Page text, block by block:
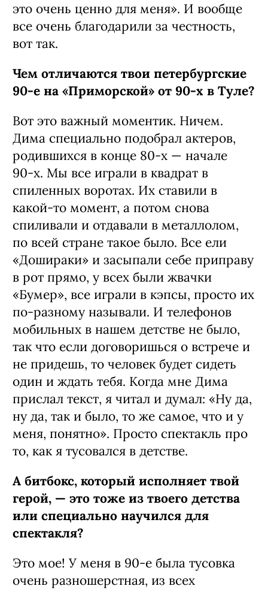
это очень ценно для меня». И вообще
все очень благодарили за честность,
вот так.
Чем отличаются твои петербургские
90‑е на «Приморской» от 90‑х в Туле?
Вот это важный моментик. Ничем.
Дима специально подобрал актеров,
родившихся в конце 80‑х — начале
90‑х. Мы все играли в квадрат в
спиленных воротах. Их ставили в
какой‑то момент, а потом снова
спиливали и отдавали в металлолом,
по всей стране такое было. Все ели
«Дошираки» и засыпали себе приправу
в рот прямо, у всех были жвачки
«Бумер», все играли в кэпсы, просто их
по-разному называли. И телефонов
мобильных в нашем детстве не было,
так что если договоришься о встрече и
не придешь, то человек будет сидеть
один и ждать тебя. Когда мне Дима
прислал текст, я читал и думал: «Ну да,
ну да, так и было, то же самое, что и у
меня, понятно». Просто спектакль про
то, как я тусовался в детстве.
А битбокс, который исполняет твой
герой, — это тоже из твоего детства
или специально научился для
спектакля?
Это мое! У меня в 90‑е была тусовка
очень разношерстная, из всех